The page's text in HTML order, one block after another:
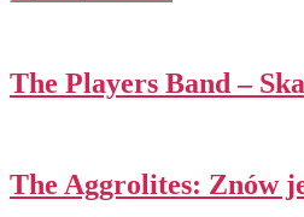
The Players Band –
The Aggrolites: Znów